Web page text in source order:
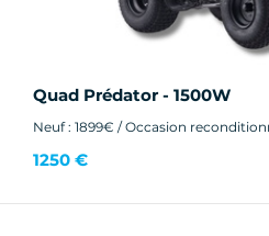
Quad Prédator - 1500W
Neuf : 1899€ / Occasion
1250 €